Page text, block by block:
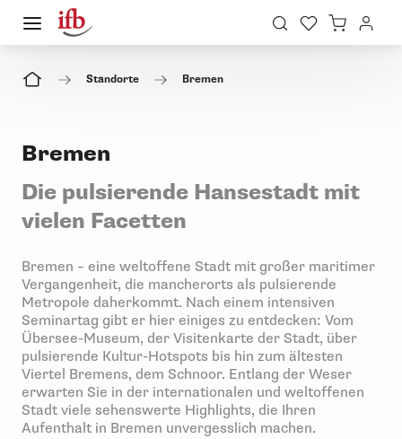
Standorte Bremen
Bremen
Die pulsierende Hansestadt mit
vielen Facetten
Bremen – eine weltoffene Stadt mit großer maritimer
Vergangenheit, die mancherorts als pulsierende
Metropole daherkommt. Nach einem intensiven
Seminartag gibt er hier einiges zu entdecken: Vom
Übersee-Museum, der Visitenkarte der Stadt, über
pulsierende Kultur-Hotspots bis hin zum ältesten
Viertel Bremens, dem Schnoor. Entlang der Weser
erwarten Sie in der internationalen und weltoffenen
Stadt viele sehenswerte Highlights, die Ihren
Aufenthalt in Bremen unvergesslich machen.